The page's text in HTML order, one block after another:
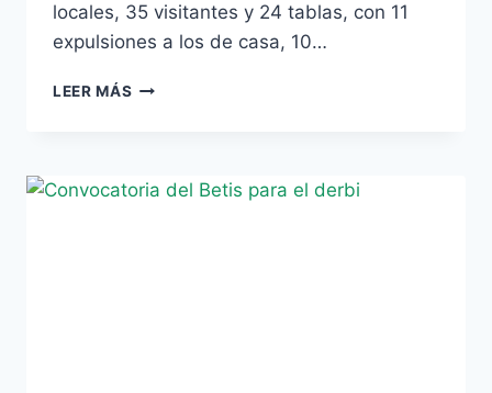
locales, 35 visitantes y 24 tablas, con 11
expulsiones a los de casa, 10…
LEER MÁS EL
CONOCE
SUS